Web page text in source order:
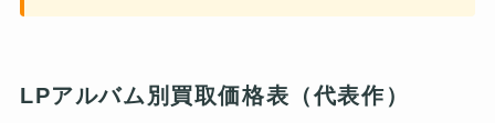
LPアルバム別買取価格表（代表作）